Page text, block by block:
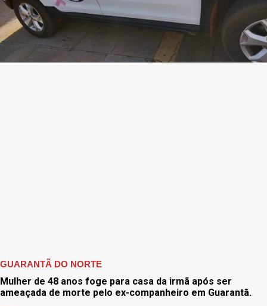
GUARANTÃ DO NORTE
Mulher de 48 anos foge para casa da irmã após ser
ameaçada de morte pelo ex-companheiro em Guarantã.